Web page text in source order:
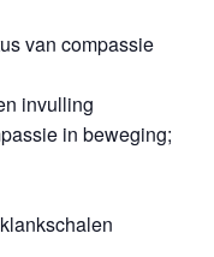
van compassie
invulling
in beweging;